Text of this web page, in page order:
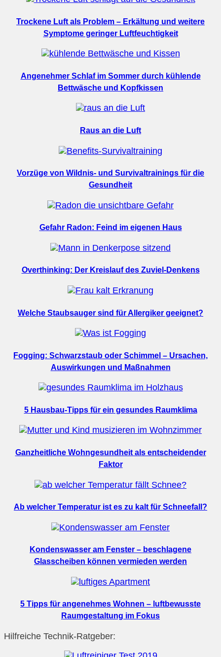
Trockene Luft als Problem – Erkältung und weitere
Symptome geringer Luftfeuchtigkeit
Angenehmer Schlaf im Sommer durch kühlende
Bettwäsche und Kopfkissen
Raus an die Luft
Vorzüge von Wildnis- und Survivaltrainings für die
Gesundheit
Gefahr Radon: Feind im eigenen Haus
Overthinking: Der Kreislauf des Zuviel-Denkens
Welche Staubsauger sind für Allergiker geeignet?
Fogging: Schwarzstaub oder Schimmel – Ursachen,
Auswirkungen und Maßnahmen
5 Hausbau-Tipps für ein gesundes Raumklima
Ganzheitliche Wohngesundheit als entscheidender
Faktor
Ab welcher Temperatur ist es zu kalt für Schneefall?
Kondenswasser am Fenster – beschlagene
Glasscheiben können vermieden werden
5 Tipps für angenehmes Wohnen – luftbewusste
Raumgestaltung im Fokus
Hilfreiche Technik-Ratgeber: